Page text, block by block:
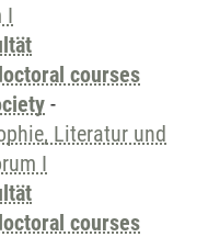
I
courses
-
Literatur und
I
courses